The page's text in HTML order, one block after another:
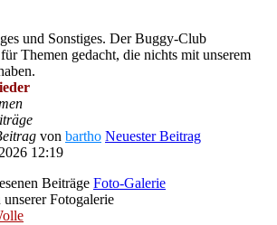
und Sonstiges. Der Buggy-Club
Themen gedacht, die nichts mit unserem
von bartho Neuester Beitrag
12:19
Foto-Galerie
Fotogalerie